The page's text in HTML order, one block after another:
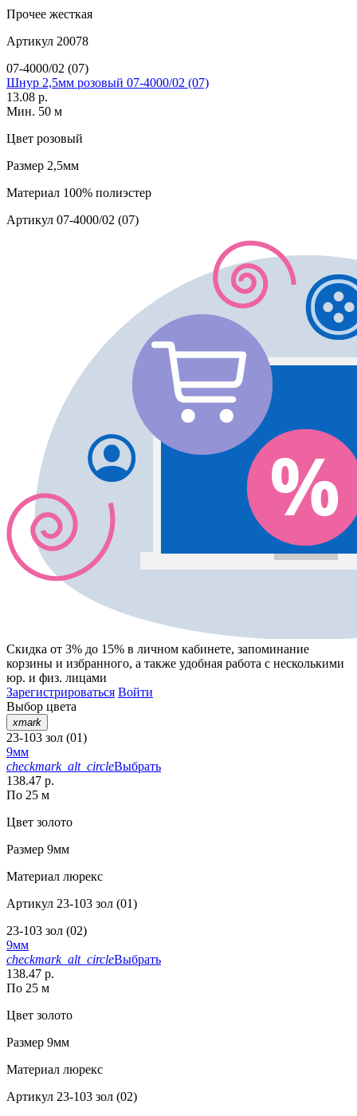
Прочее жесткая
Артикул 20078
07-4000/02 (07)
Шнур 2,5мм розовый 07-4000/02 (07)
13.08 р.
Мин. 50 м
Цвет розовый
Размер 2,5мм
Материал 100% полиэстер
Артикул 07-4000/02 (07)
Скидка от 3% до 15% в личном кабинете, запоминание
корзины и избранного, а также удобная работа с несколькими
юр. и физ. лицами
Зарегистрироваться Войти
Выбор цвета
xmark
23-103 зол (01)
9мм
checkmark_alt_circleВыбрать
138.47 р.
По 25 м
Цвет золото
Размер 9мм
Материал люрекс
Артикул 23-103 зол (01)
23-103 зол (02)
9мм
checkmark_alt_circleВыбрать
138.47 р.
По 25 м
Цвет золото
Размер 9мм
Материал люрекс
Артикул 23-103 зол (02)